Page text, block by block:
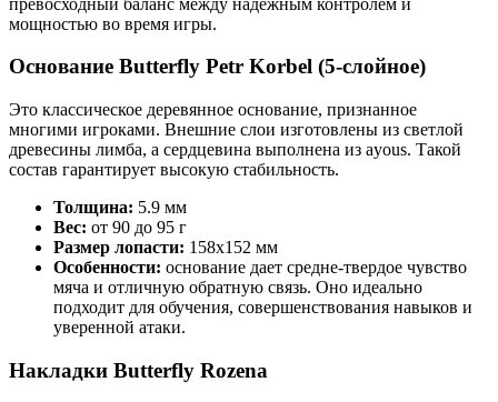
мощностью во время игры.
Основание Butterfly Petr Korbel (5-слойное)
Это классическое деревянное основание, признанное
многими игроками. Внешние слои изготовлены из светлой
древесины лимба, а сердцевина выполнена из ayous. Такой
состав гарантирует высокую стабильность.
Толщина: 5.9 мм
Вес: от 90 до 95 г
Размер лопасти: 158x152 мм
Особенности: основание дает средне-твердое чувство
мяча и отличную обратную связь. Оно идеально
подходит для обучения, совершенствования навыков и
уверенной атаки.
Накладки Butterfly Rozena